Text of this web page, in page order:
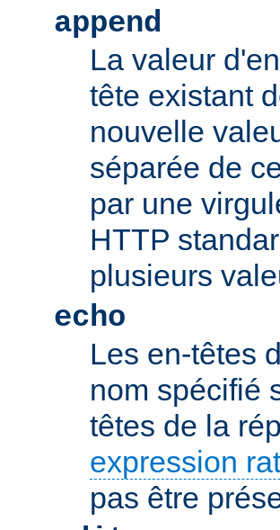
append
La valeur
tête existant
nouvelle
séparée de
par une
HTTP
plusieurs
echo
Les en-têtes
nom spécifié
têtes de la
expression
pas être